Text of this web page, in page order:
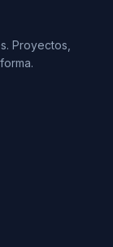
Proyectos,